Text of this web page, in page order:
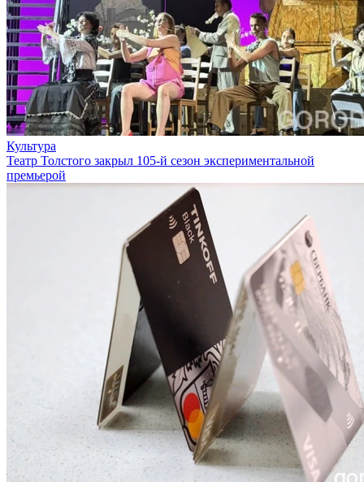
Культура
Театр Толстого закрыл 105-й сезон экспериментальной
премьерой